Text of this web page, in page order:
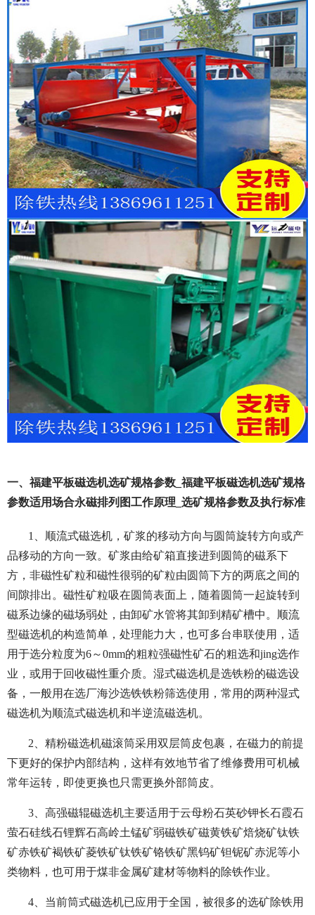
一、福建平板磁选机选矿规格参数_福建平板磁选机选矿规格
参数适用场合永磁排列图工作原理_选矿规格参数及执行标准
1、顺流式磁选机，矿浆的移动方向与圆筒旋转方向或产
品移动的方向一致。矿浆由给矿箱直接进到圆筒的磁系下
方，非磁性矿粒和磁性很弱的矿粒由圆筒下方的两底之间的
间隙排出。磁性矿粒吸在圆筒表面上，随着圆筒一起旋转到
磁系边缘的磁场弱处，由卸矿水管将其卸到精矿槽中。顺流
型磁选机的构造简单，处理能力大，也可多台串联使用，适
用于选分粒度为6～0mm的粗粒强磁性矿石的粗选和jing选作
业，或用于回收磁性重介质。湿式磁选机是选铁粉的磁选设
备，一般用在选厂海沙选铁铁粉筛选使用，常用的两种湿式
磁选机为顺流式磁选机和半逆流磁选机。
2、精粉磁选机磁滚筒采用双层筒皮包裹，在磁力的前提
下更好的保护内部结构，这样有效地节省了维修费用可机械
常年运转，即使更换也只需更换外部筒皮。
3、高强磁辊磁选机主要适用于云母粉石英砂钾长石霞石
萤石硅线石锂辉石高岭土锰矿弱磁铁矿磁黄铁矿焙烧矿钛铁
矿赤铁矿褐铁矿菱铁矿钛铁矿铬铁矿黑钨矿钽铌矿赤泥等小
类物料，也可用于煤非金属矿建材等物料的除铁作业。
4、当前筒式磁选机已应用于全国，被很多的选矿除铁用